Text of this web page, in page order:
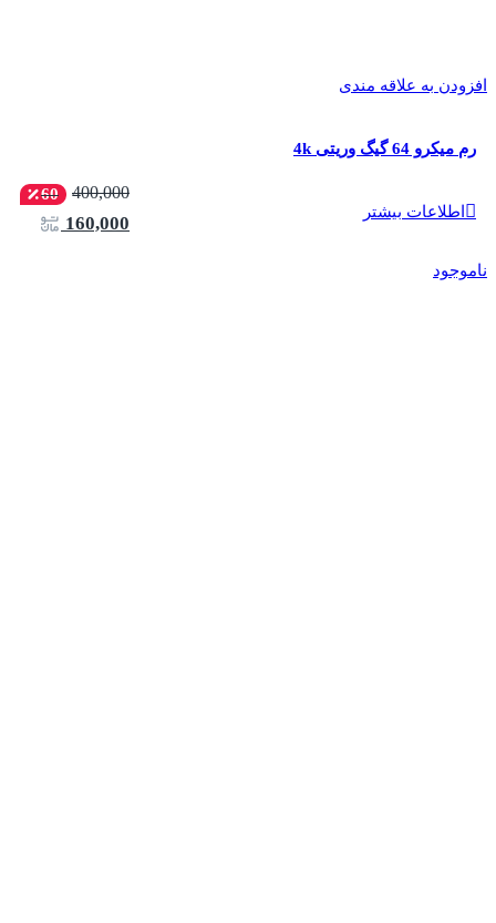
افزودن به علاقه مندی
رم میکرو 64 گیگ وریتی 4k
اطلاعات بیشتر
400,000
60
160,000
ناموجود